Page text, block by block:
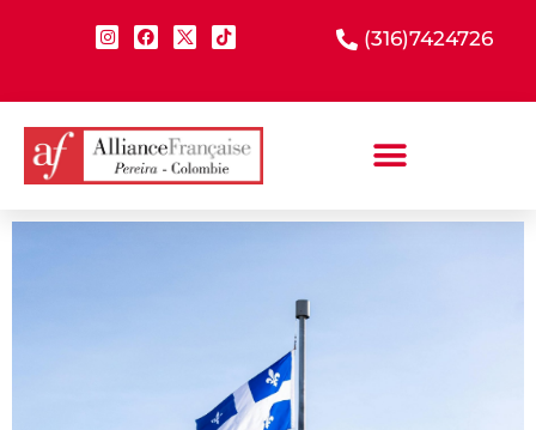
(316)7424726